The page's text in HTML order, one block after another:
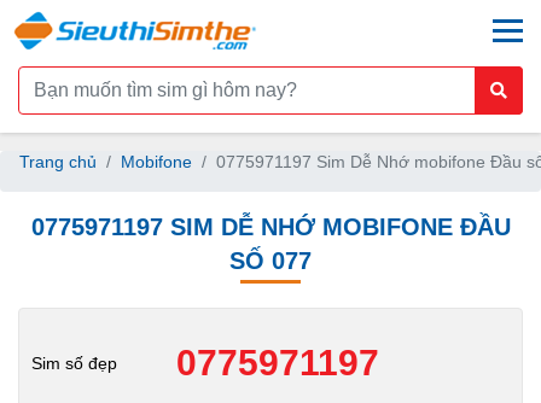
Trang chủ Mobifone 0775971197 Sim Dễ Nhớ mobifone Đầu
0775971197 SIM DỄ NHỚ MOBIFONE ĐẦU
SỐ 077
Sim số đẹp 0775971197